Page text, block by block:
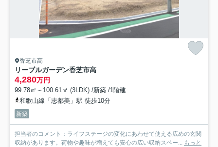
香芝市高
リーブルガーデン香芝市高
4,280万円
99.78㎡～100.61㎡ (3LDK) /新築 /1階建
和歌山線「志都美」駅 徒歩10分
新築
担当者のコメント：ライフステージの変化にあわせて使える広めの玄関
収納があります。荷物や趣味が増えても安心の広い収納スペー... もっと